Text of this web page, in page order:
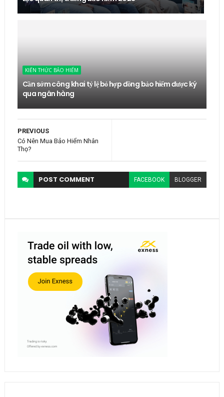
KIẾN THỨC BẢO HIỂM
Cần sớm công khai tỷ lệ bỏ hợp đồng bảo hiểm được ký
qua ngân hàng
PREVIOUS
Có Nên Mua Bảo Hiểm Nhân
Thọ?
POST COMMENT FACEBOOK BLOGGER